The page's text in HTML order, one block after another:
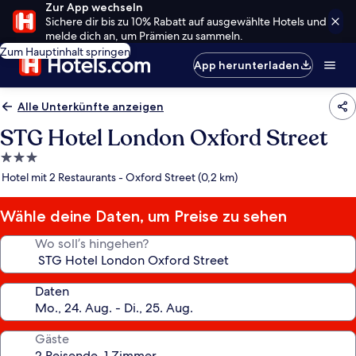
Zur App wechseln
Sichere dir bis zu 10% Rabatt auf ausgewählte Hotels und
melde dich an, um Prämien zu sammeln.
Zum Hauptinhalt springen
App herunterladen
Alle Unterkünfte anzeigen
STG Hotel London Oxford Street
3.0-
Sterne-
Hotel mit 2 Restaurants - Oxford Street (0,2 km)
Wähle deine Daten, um Preise zu sehen
Wo soll’s hingehen?
Daten
Gäste